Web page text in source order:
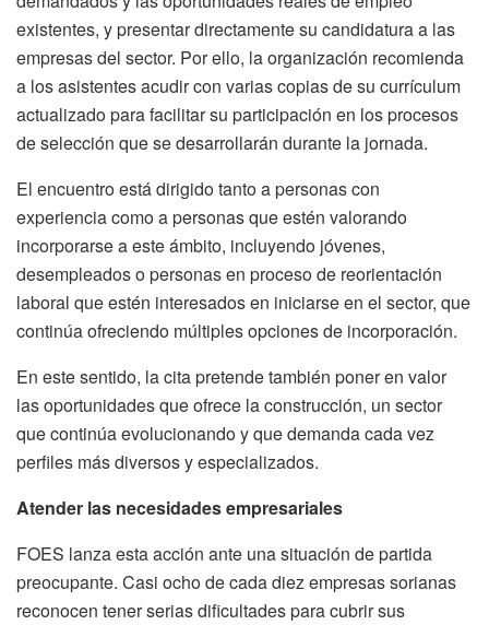
existentes, y presentar directamente su candidatura a las
empresas del sector. Por ello, la organización recomienda
a los asistentes acudir con varias copias de su currículum
actualizado para facilitar su participación en los procesos
de selección que se desarrollarán durante la jornada.
El encuentro está dirigido tanto a personas con
experiencia como a personas que estén valorando
incorporarse a este ámbito, incluyendo jóvenes,
desempleados o personas en proceso de reorientación
laboral que estén interesados en iniciarse en el sector, que
continúa ofreciendo múltiples opciones de incorporación.
En este sentido, la cita pretende también poner en valor
las oportunidades que ofrece la construcción, un sector
que continúa evolucionando y que demanda cada vez
perfiles más diversos y especializados.
Atender las necesidades empresariales
FOES lanza esta acción ante una situación de partida
preocupante. Casi ocho de cada diez empresas sorianas
reconocen tener serias dificultades para cubrir sus